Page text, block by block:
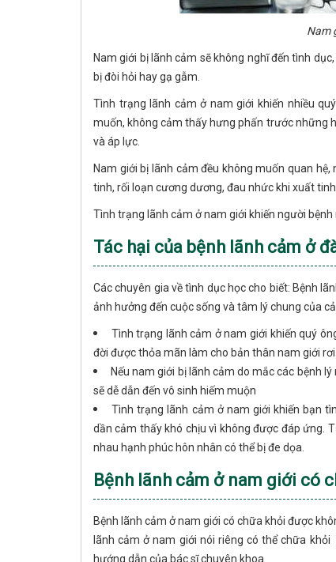
Nam
Nam giới bị lãnh cảm sẽ không nghĩ đến tình
bị đòi hỏi hay gạ gẫm.
Tình trạng lãnh cảm ở nam giới khiến nhiều
muốn, không cảm thấy hưng phấn trước những
và áp lực.
Nam giới bị lãnh cảm đều không muốn quan
tinh, rối loạn cương dương, đau nhức khi xuất
Tình trạng lãnh cảm ở nam giới khiến người
Tác hại của bệnh lãnh cảm ở
Các chuyên gia về tình dục học cho biết: Bệnh
ảnh hưởng đến cuộc sống và tâm lý chung của
Tình trạng lãnh cảm ở nam giới khiến quý
đời được thỏa mãn làm cho bản thân nam giới
Nếu nam giới bị lãnh cảm do mắc các bệnh
sẽ dễ dẫn đến vô sinh hiếm muộn
Tình trạng lãnh cảm ở nam giới khiến bạn
dần cảm thấy khó chịu vì không được đáp ứng.
nhau hạnh phúc hôn nhân có thể bị đe dọa.
Bệnh lãnh cảm ở nam giới có
Bệnh lãnh cảm ở nam giới có chữa khỏi được
lãnh cảm ở nam giới nói riêng có thể chữa
hướng dẫn của bác sĩ chuyên khoa